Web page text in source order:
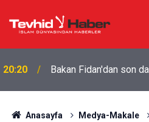
20:20 Bakan Fidan'dan son
Anasayfa Medya-Makale